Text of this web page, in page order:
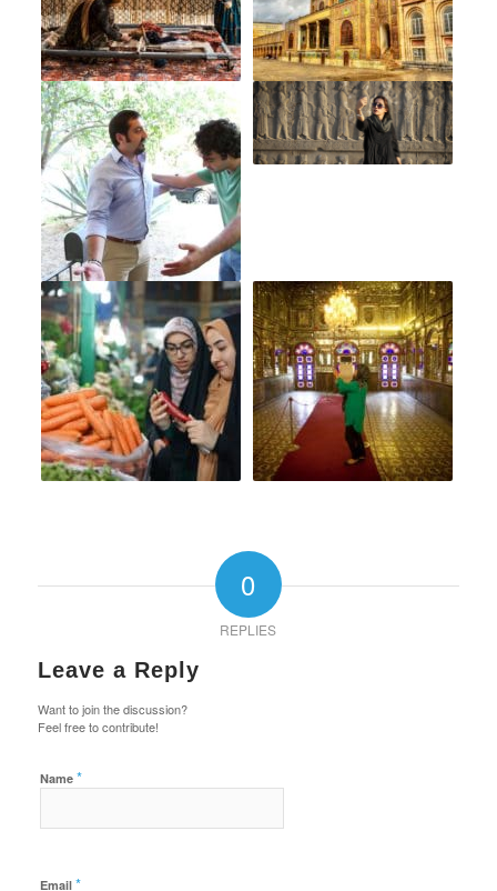
0
REPLIES
Leave a Reply
Want to join the discussion?
Feel free to contribute!
Name *
Email *